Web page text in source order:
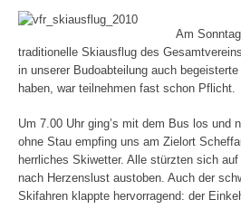
Am
traditionelle Skiausflug des
in unserer Budoabteilung auch
haben, war teilnehmen fast schon Pflicht.
Um 7.00 Uhr ging’s mit dem Bus los und
ohne Stau empfing uns am Zielort
herrliches Skiwetter. Alle stürzten sich
nach Herzenslust austoben. Auch der
Skifahren klappte hervorragend: der